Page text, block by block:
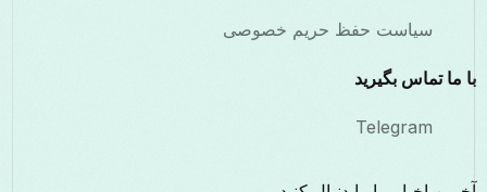
سیاست حفظ حریم خصوصی
با ما تماس بگیرید
Telegram